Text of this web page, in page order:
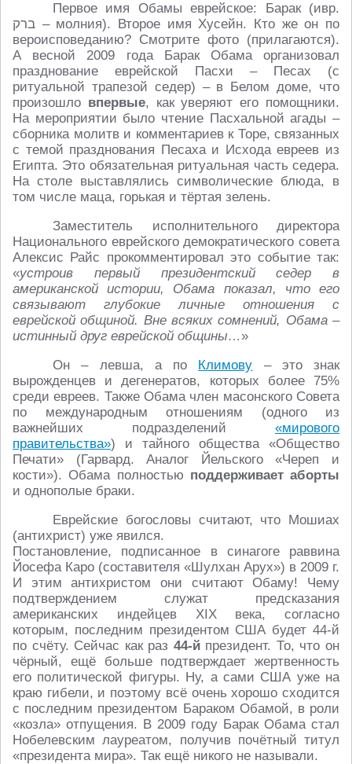
Первое имя Обамы еврейское: Барак (ивр.
ברק‎ – молния). Второе имя Хусейн. Кто же он по
вероисповеданию? Смотрите фото (прилагаются).
А весной 2009 года Барак Обама организовал
празднование еврейской Пасхи – Песах (с
ритуальной трапезой седер) – в Белом доме, что
произошло впервые, как уверяют его помощники.
На мероприятии было чтение Пасхальной агады –
сборника молитв и комментариев к Торе, связанных
с темой празднования Песаха и Исхода евреев из
Египта. Это обязательная ритуальная часть седера.
На столе выставлялись символические блюда, в
том числе маца, горькая и тёртая зелень.
Заместитель исполнительного директора
Национального еврейского демократического совета
Алексис Райс прокомментировал это событие так:
«устроив первый президентский седер в
американской истории, Обама показал, что его
связывают глубокие личные отношения с
еврейской общиной. Вне всяких сомнений, Обама –
истинный друг еврейской общины…»
Он – левша, а по Климову – это знак
вырожденцев и дегенератов, которых более 75%
среди евреев. Также Обама член масонского Совета
по международным отношениям (одного из
важнейших подразделений «мирового
правительства») и тайного общества «Общество
Печати» (Гарвард. Аналог Йельского «Череп и
кости»). Обама полностью поддерживает аборты
и однополые браки.
Еврейские богословы считают, что Мошиах
(антихрист) уже явился.
Постановление, подписанное в синагоге раввина
Йосефа Каро (составителя «Шулхан Арух») в 2009 г.
И этим антихристом они считают Обаму! Чему
подтверждением служат предсказания
американских индейцев XIX века, согласно
которым, последним президентом США будет 44-й
по счёту. Сейчас как раз 44-йпрезидент. То, что он
чёрный, ещё больше подтверждает жертвенность
его политической фигуры. Ну, а сами США уже на
краю гибели, и поэтому всё очень хорошо сходится
с последним президентом Бараком Обамой, в роли
«козла» отпущения. В 2009 году Барак Обама стал
Нобелевским лауреатом, получив почётный титул
«президента мира». Так ещё никого не называли.